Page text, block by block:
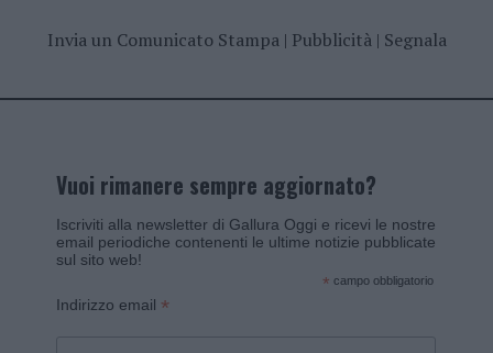
Invia un Comunicato Stampa| Pubblicità| Segnala
Vuoi rimanere sempre aggiornato?
Iscriviti alla newsletter di Gallura Oggi e ricevi le nostre
email periodiche contenenti le ultime notizie pubblicate
sul sito web!
* campo obbligatorio
Indirizzo email *